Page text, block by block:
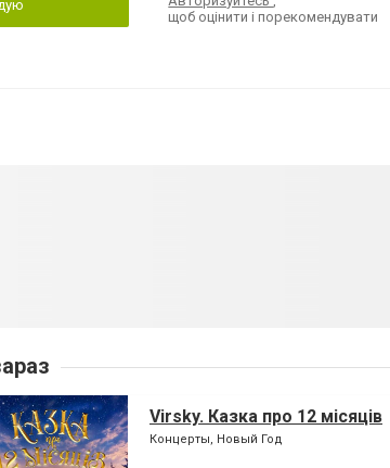
щоб оцінити і порекомендувати
Virsky. Казка про 12 місяців
Концерты, Новый Год